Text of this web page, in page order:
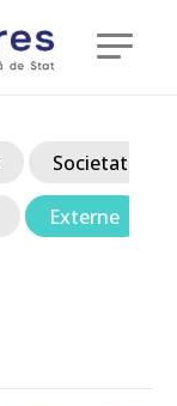
Societate
Externe